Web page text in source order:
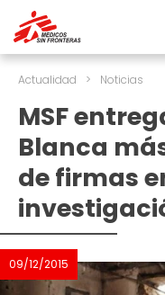
Actualidad > Noticias
MSF
Blanca
de firmas
09/12/2015